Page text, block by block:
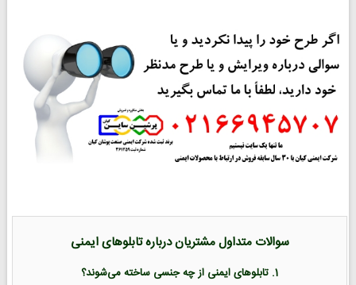
سوالات متداول مشتریان درباره تابلوهای ایمنی
1. تابلوهای ایمنی از چه جنسی ساخته می‌شوند؟